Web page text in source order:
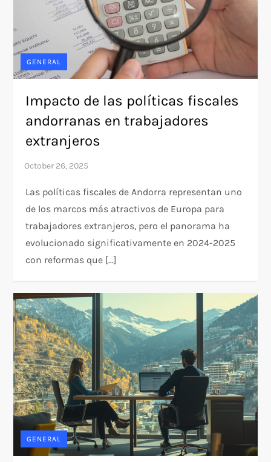
GENERAL
Impacto de las políticas fiscales
andorranas en trabajadores
extranjeros
Las políticas fiscales de Andorra representan uno
de los marcos más atractivos de Europa para
trabajadores extranjeros, pero el panorama ha
evolucionado significativamente en 2024-2025
con reformas que […]
GENERAL